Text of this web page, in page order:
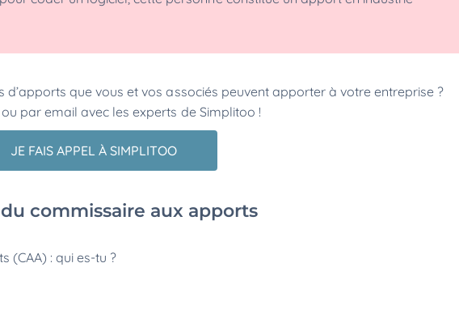
que vous et vos associés peuvent apporter à votre entreprise ?
par email avec les experts de Simplitoo !
JE FAIS APPEL À SIMPLITOO
commissaire aux apports
(CAA) : qui es-tu ?